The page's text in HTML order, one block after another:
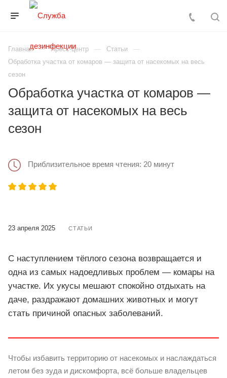
Главная Пресс-центр
Статьи
Обработка участка от комаров — защита от насекомых на весь
сезон
Обработка участка от комаров —
защита от насекомых на весь
сезон
Приблизительное время чтения: 20 минут
23 апреля 2025 СТАТЬИ
С наступлением тёплого сезона возвращается и
одна из самых надоедливых проблем — комары на
участке. Их укусы мешают спокойно отдыхать на
даче, раздражают домашних животных и могут
стать причиной опасных заболеваний.
Чтобы избавить территорию от насекомых и наслаждаться
летом без зуда и дискомфорта, всё больше владельцев